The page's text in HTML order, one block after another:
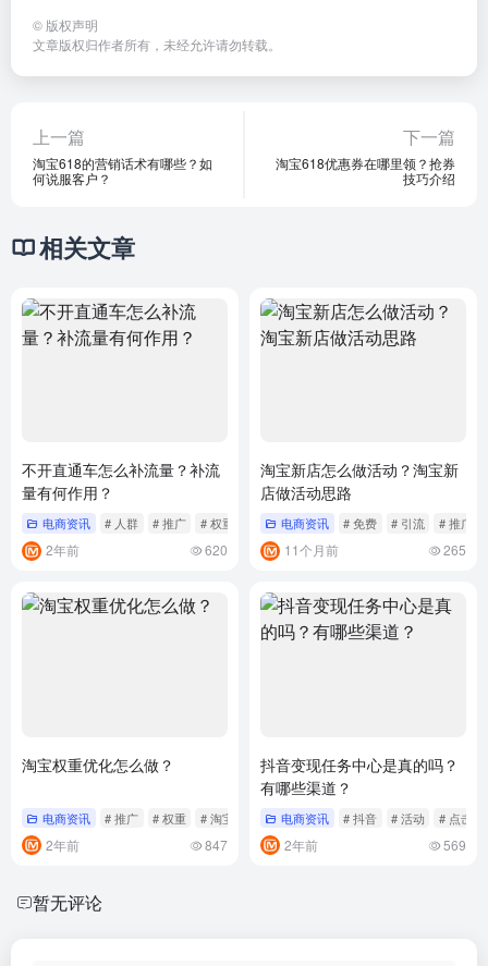
© 版权声明
文章版权归作者所有，未经允许请勿转载。
上一篇
淘宝618的营销话术有哪些？如
何说服客户？
下一篇
淘宝618优惠券在哪里领？抢券
技巧介绍
相关文章
不开直通车怎么补流量？补流
量有何作用？
电商资讯 # 人群 # 推广 # 权重
2年前 620
淘宝新店怎么做活动？淘宝新
店做活动思路
电商资讯 # 免费 # 引流 # 推广
11个月前 265
淘宝权重优化怎么做？
电商资讯 # 推广 # 权重 # 淘宝
2年前 847
抖音变现任务中心是真的吗？
有哪些渠道？
电商资讯 # 抖音 # 活动 # 点击
2年前 569
暂无评论